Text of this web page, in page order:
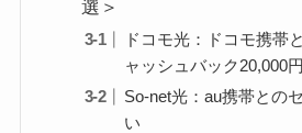
選＞
ドコモ光：ドコモ携帯
ャッシュバック20,000円
So-net光：au携帯との
い